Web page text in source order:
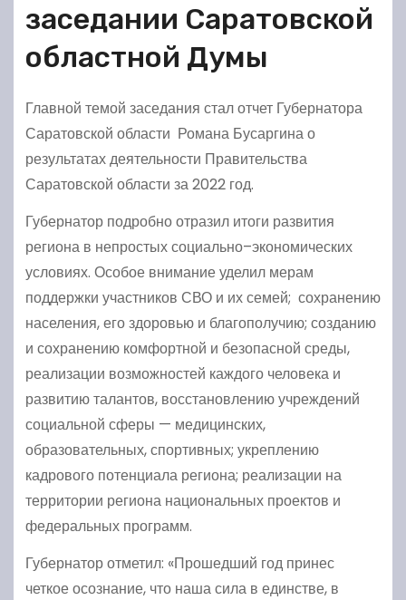
заседании Саратовской
областной Думы
Главной темой заседания стал отчет Губернатора
Саратовской области Романа Бусаргина о
результатах деятельности Правительства
Саратовской области за 2022 год.
Губернатор подробно отразил итоги развития
региона в непростых социально–экономических
условиях. Особое внимание уделил мерам
поддержки участников СВО и их семей; сохранению
населения, его здоровью и благополучию; созданию
и сохранению комфортной и безопасной среды,
реализации возможностей каждого человека и
развитию талантов, восстановлению учреждений
социальной сферы — медицинских,
образовательных, спортивных; укреплению
кадрового потенциала региона; реализации на
территории региона национальных проектов и
федеральных программ.
Губернатор отметил: «Прошедший год принес
четкое осознание, что наша сила в единстве, в